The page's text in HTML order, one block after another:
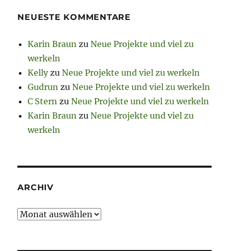
NEUESTE KOMMENTARE
Karin Braun zuNeue Projekte und viel zu
werkeln
KellyzuNeue Projekte und viel zu werkeln
Gudrun zuNeue Projekte und viel zu werkeln
C Stern zuNeue Projekte und viel zu werkeln
Karin Braun zuNeue Projekte und viel zu
werkeln
ARCHIV
Archiv